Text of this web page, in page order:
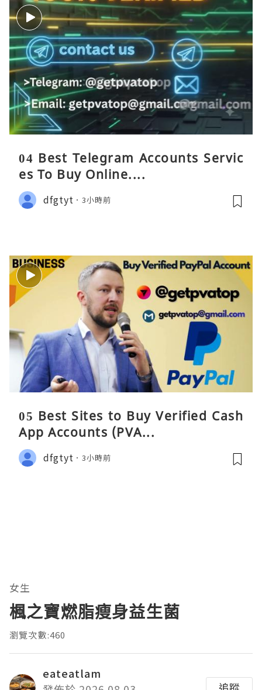
04 Best Telegram Accounts Servic
es To Buy Online....
dfgtyt 3小時前
05 Best Sites to Buy Verified Cash
App Accounts (PVA...
dfgtyt 3小時前
女生
楓之寶燃脂瘦身益生菌
瀏覽次數:460
eateatlam